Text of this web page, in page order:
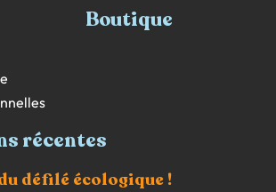
Boutique
récentes
défilé écologique !